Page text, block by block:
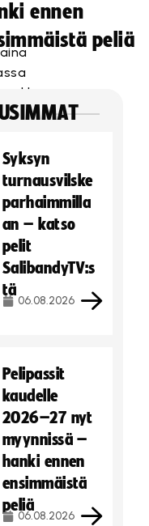
ennen
peliä
Syksyn
turnausvilske
parhaimmilla
an – katso
pelit
SalibandyTV:s
tä
06.08.2026
Pelipassit
kaudelle
2026–27 nyt
myynnissä –
hanki ennen
ensimmäistä
peliä
06.08.2026